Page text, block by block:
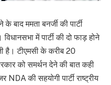
बाद ममता बनर्जी की पार्टी
में पार्टी की दो फाड़ होने
है। टीएमसी के करीब 20
को समर्थन देने की बात कही
की सहयोगी पार्टी राष्ट्रीय